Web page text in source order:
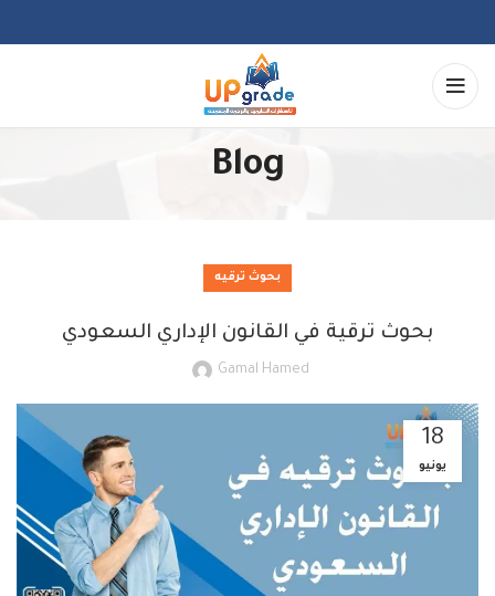
Blog
بحوث ترقيه
بحوث ترقية في القانون الإداري السعودي
Gamal Hamed
18
يونيو